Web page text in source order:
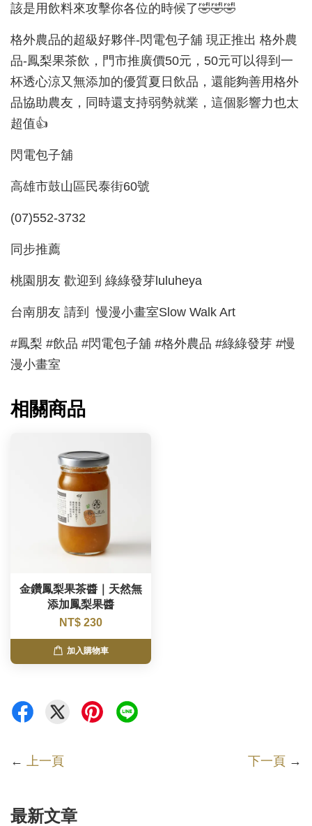
該是用飲料來攻擊你各位的時候了🤣🤣🤣
格外農品的超級好夥伴-閃電包子舖 現正推出 格外農
品-鳳梨果茶飲，門市推廣價50元，50元可以得到一
杯透心涼又無添加的優質夏日飲品，還能夠善用格外
品協助農友，同時還支持弱勢就業，這個影響力也太
超值👍
閃電包子舖
高雄市鼓山區民泰街60號
(07)552-3732
同步推薦
桃園朋友 歡迎到 綠綠發芽luluheya
台南朋友 請到 慢漫小畫室Slow Walk Art
#鳳梨 #飲品 #閃電包子舖 #格外農品 #綠綠發芽 #慢
漫小畫室
相關商品
金鑽鳳梨果茶醬｜天然無
添加鳳梨果醬
NT$ 230
加入購物車
← 上一頁 下一頁 →
最新文章